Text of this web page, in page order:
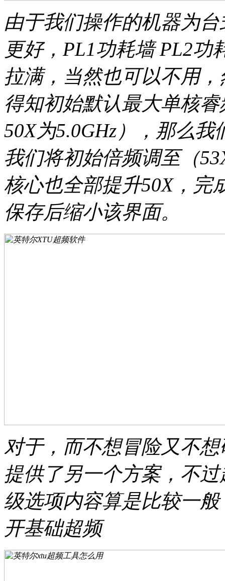
由于我们操作的机器为
更好，PL1功耗墙 PL2功
拉满，当然也可以不用
得知初始默认最大单核睿
50X为5.0GHz），那么
我们将初始倍频调至（
核心也全部提升50X，完
保存后缩小该界面。
对于，而不想冒险又不
提供了另一个方案，不
级选项内容算是比较一
开基础超频